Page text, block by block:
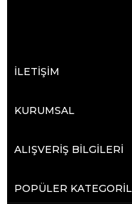
İLETİŞİM
KURUMSAL
ALIŞVERİŞ BİLGİLERİ
POPÜLER